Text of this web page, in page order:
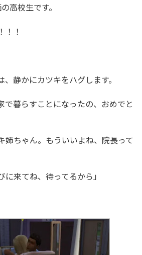
高校生です。
！！
静かにカツキをハグします。
で暮らすことになったの、おめでと
姉ちゃん。もういいよね、院長って
に来てね、待ってるから」